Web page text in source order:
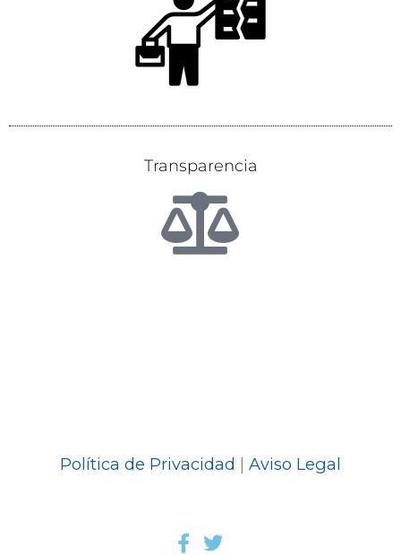
Transparencia
Política de Privacidad | Aviso Legal